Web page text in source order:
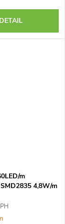
DETAIL
m
4,8W/m